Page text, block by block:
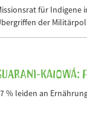
für Indigene
der
Kaiowá:
% leiden an